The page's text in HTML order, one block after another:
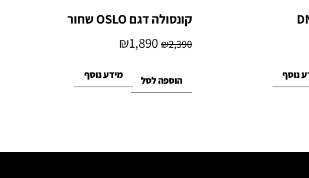
נוסף
קונסולה דגם OSLO שחור
₪2,390
₪1,890
הוספה לסל מידע נוסף